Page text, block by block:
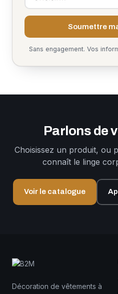
Soumettre
Sans engagement. Vos
Parlons de
Choisissez un produit, ou
connaît le linge
Voir le catalogue
Décoration de vêtements à